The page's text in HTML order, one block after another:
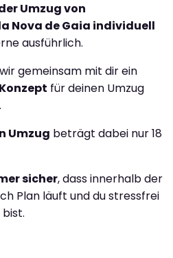
Umzug von
Nova de Gaia individuell
ausführlich.
gemeinsam mit dir ein
für deinen Umzug
Umzug beträgt dabei nur 18
sicher, dass innerhalb der
Plan läuft und du stressfrei